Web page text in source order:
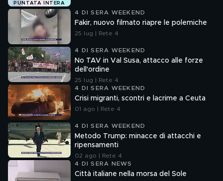
PUNTATA INTERA
4 DI SERA WEEKEND
Fakir, nuovo filmato riapre le polemiche
25 lug | Rete 4
4 DI SERA WEEKEND
No TAV in Val Susa, attacco alle forze
dell'ordine
25 lug | Rete 4
4 DI SERA WEEKEND
Crisi migranti, scontri e lacrime a Ceuta
01 ago | Rete 4
4 DI SERA WEEKEND
Metodo Trump: minacce di attacchi e
ripensamenti
02 ago | Rete 4
4 DI SERA NEWS
Città italiane nella morsa del Sole